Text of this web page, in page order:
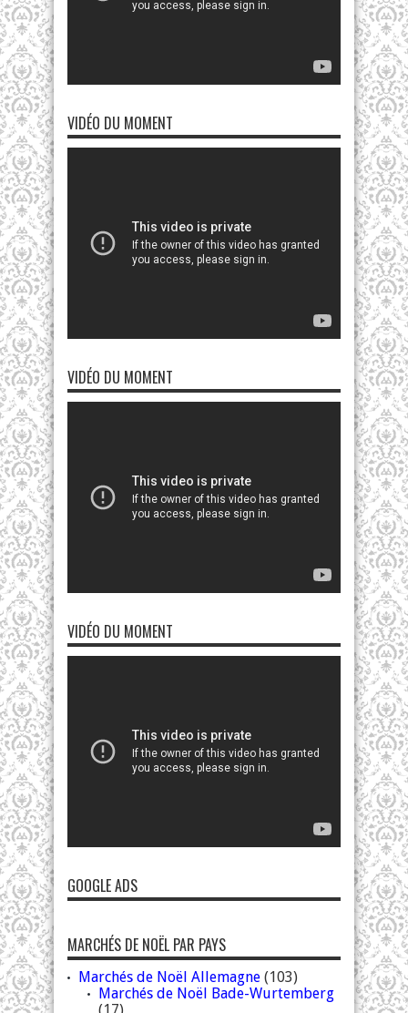
VIDÉO DU MOMENT
VIDÉO DU MOMENT
VIDÉO DU MOMENT
GOOGLE ADS
MARCHÉS DE NOËL PAR PAYS
Marchés de Noël Allemagne (103)
Marchés de Noël Bade-Wurtemberg